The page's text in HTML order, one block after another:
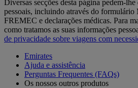
Diversas secções desta página pedem-
pessoais, incluindo através do
FREMEC e declarações médicas. Para
como tratamos as suas informações
de privacidade sobre viagens com
Emirates
Ajuda e assistência
Perguntas Frequentes (FAQs)
Os nossos outros produtos